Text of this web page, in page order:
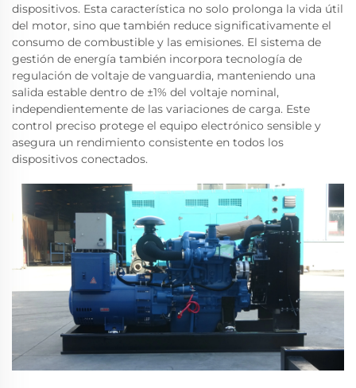
dispositivos. Esta característica no solo prolonga la vida útil
del motor, sino que también reduce significativamente el
consumo de combustible y las emisiones. El sistema de
gestión de energía también incorpora tecnología de
regulación de voltaje de vanguardia, manteniendo una
salida estable dentro de ±1% del voltaje nominal,
independientemente de las variaciones de carga. Este
control preciso protege el equipo electrónico sensible y
asegura un rendimiento consistente en todos los
dispositivos conectados.